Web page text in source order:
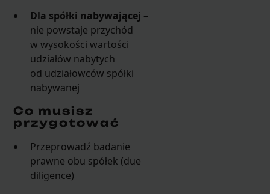
Dla spółki nabywającej –
nie powstaje przychód
w wysokości wartości
udziałów nabytych
od udziałowców spółki
nabywanej
Co musisz
przygotować
Przeprowadź badanie
prawne obu spółek (due
diligence)